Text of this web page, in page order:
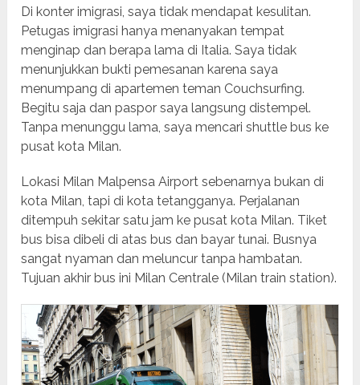
Di konter imigrasi, saya tidak mendapat kesulitan.
Petugas imigrasi hanya menanyakan tempat
menginap dan berapa lama di Italia. Saya tidak
menunjukkan bukti pemesanan karena saya
menumpang di apartemen teman Couchsurfing.
Begitu saja dan paspor saya langsung distempel.
Tanpa menunggu lama, saya mencari shuttle bus ke
pusat kota Milan.
Lokasi Milan Malpensa Airport sebenarnya bukan di
kota Milan, tapi di kota tetangganya. Perjalanan
ditempuh sekitar satu jam ke pusat kota Milan. Tiket
bus bisa dibeli di atas bus dan bayar tunai. Busnya
sangat nyaman dan meluncur tanpa hambatan.
Tujuan akhir bus ini Milan Centrale (Milan train station).